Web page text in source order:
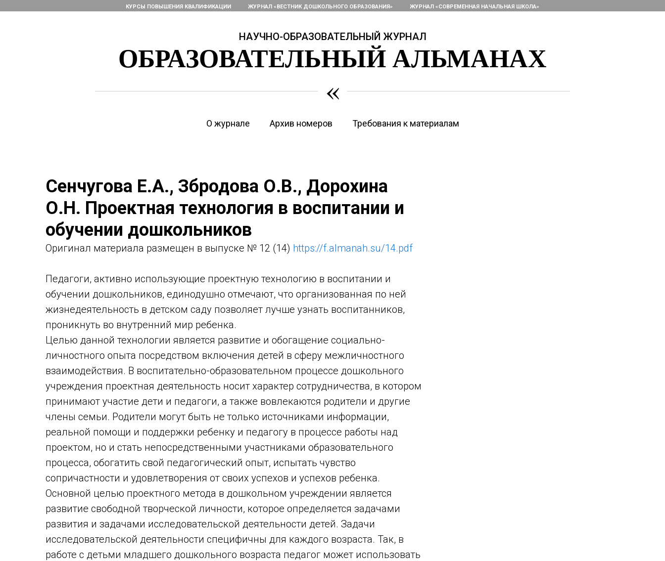
КУРСЫ ПОВЫШЕНИЯ КВАЛИФИКАЦИИ ЖУРНАЛ «ВЕСТНИК ДОШКОЛЬНОГО ОБРАЗОВАНИЯ» ЖУРНАЛ «СОВРЕМЕННАЯ НАЧАЛЬНАЯ ШКОЛА»
НАУЧНО-ОБРАЗОВАТЕЛЬНЫЙ ЖУРНАЛ
ОБРАЗОВАТЕЛЬНЫЙ АЛЬМАНАХ
«
О журнале Архив номеров Требования к материалам
Сенчугова Е.А., Збродова О.В., Дорохина
О.Н. Проектная технология в воспитании и
обучении дошкольников
Оригинaл материала размещен в выпуске № 12 (14) https://f.almanah.su/14.pdf
Педагоги, активно использующие проектную технологию в воспитании и
обучении дошкольников, единодушно отмечают, что организованная по ней
жизнедеятельность в детском саду позволяет лучше узнать воспитанников,
проникнуть во внутренний мир ребенка.
Целью данной технологии является развитие и обогащение социально-
личностного опыта посредством включения детей в сферу межличностного
взаимодействия. В воспитательно-образовательном процессе дошкольного
учреждения проектная деятельность носит характер сотрудничества, в котором
принимают участие дети и педагоги, а также вовлекаются родители и другие
члены семьи. Родители могут быть не только источниками информации,
реальной помощи и поддержки ребенку и педагогу в процессе работы над
проектом, но и стать непосредственными участниками образовательного
процесса, обогатить свой педагогический опыт, испытать чувство
сопричастности и удовлетворения от своих успехов и успехов ребенка.
Основной целью проектного метода в дошкольном учреждении является
развитие свободной творческой личности, которое определяется задачами
развития и задачами исследовательской деятельности детей. Задачи
исследовательской деятельности специфичны для каждого возраста. Так, в
работе с детьми младшего дошкольного возраста педагог может использовать